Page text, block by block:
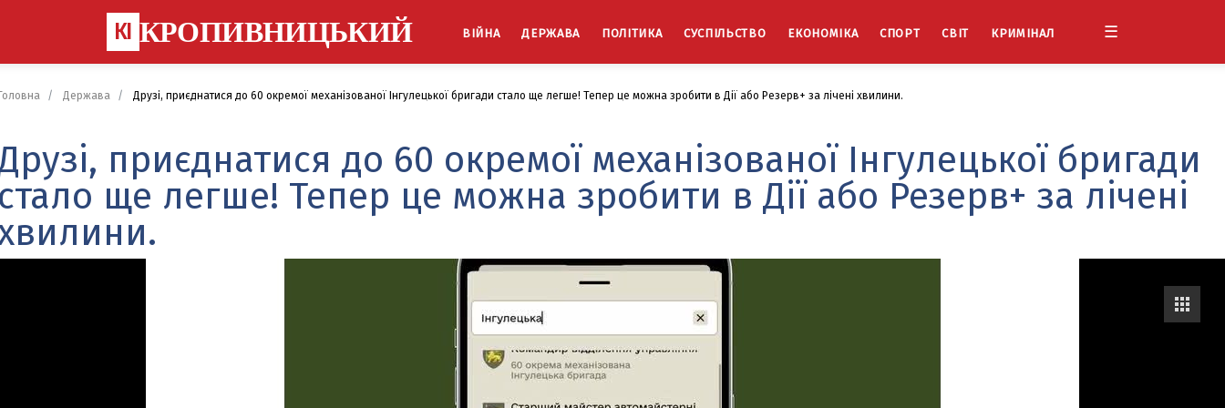
КІ КРОПИВНИЦЬКИЙ ВІЙНА ДЕРЖАВА ПОЛІТИКА СУСПІЛЬСТВО ЕКОНОМІКА СПОРТ СВІТ КРИМІНАЛ ☰
Держава Друзі, приєднатися до 60 окремої механізованої Інгулецької бригади стало ще легше! Тепер це можна зробити в Дії або Резерв+ за лічені хвилини.
приєднатися до 60 окремої механізованої Інгулецької бригади
ще легше! Тепер це можна зробити в Дії або Резерв+ за лічені